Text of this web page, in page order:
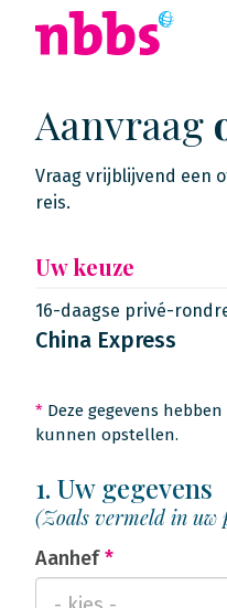
Aanvraag
Vraag vrijblijvend een
reis.
Uw keuze
16-daagse privé-
China Express
* Deze gegevens
kunnen opstellen.
1. Uw gegevens
(Zoals vermeld in uw
Aanhef*